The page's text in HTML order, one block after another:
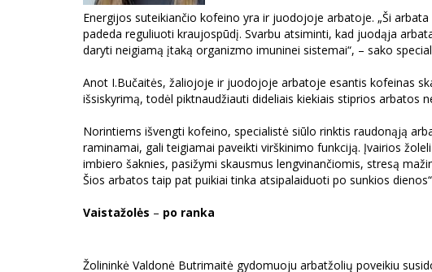
Energijos suteikiančio kofeino yra ir juodojoje arbatoje. „Ši
padeda reguliuoti kraujospūdį. Svarbu atsiminti, kad juodąja
daryti neigiamą įtaką organizmo imuninei sistemai“, – sako
Anot I.Bučaitės, žaliojoje ir juodojoje arbatoje esantis kofeinas
išsiskyrimą, todėl piktnaudžiauti dideliais kiekiais stiprios arbatos
Norintiems išvengti kofeino, specialistė siūlo rinktis raudonąją
raminamai, gali teigiamai paveikti virškinimo funkciją. Įvairios
imbiero šaknies, pasižymi skausmus lengvinančiomis, stresą
Šios arbatos taip pat puikiai tinka atsipalaiduoti po sunkios
Vaistažolės – po ranka
Žolininkė Valdonė Butrimaitė gydomuoju arbatžolių poveikiu